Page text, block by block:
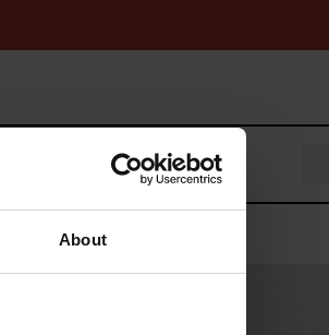
About